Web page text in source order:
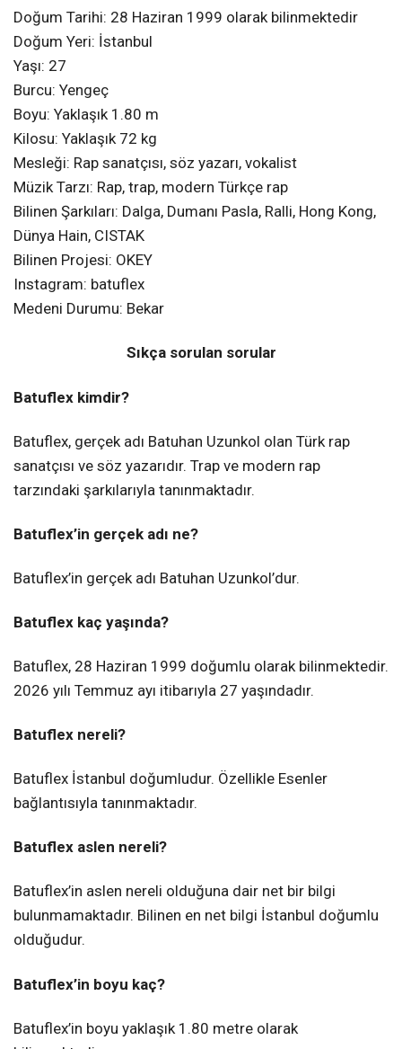
Doğum Tarihi: 28 Haziran 1999 olarak bilinmektedir
Doğum Yeri: İstanbul
Yaşı: 27
Burcu: Yengeç
Boyu: Yaklaşık 1.80 m
Kilosu: Yaklaşık 72 kg
Mesleği: Rap sanatçısı, söz yazarı, vokalist
Müzik Tarzı: Rap, trap, modern Türkçe rap
Bilinen Şarkıları: Dalga, Dumanı Pasla, Ralli, Hong Kong,
Dünya Hain, CISTAK
Bilinen Projesi: OKEY
Instagram: batuflex
Medeni Durumu: Bekar
Sıkça sorulan sorular
Batuflex kimdir?
Batuflex, gerçek adı Batuhan Uzunkol olan Türk rap
sanatçısı ve söz yazarıdır. Trap ve modern rap
tarzındaki şarkılarıyla tanınmaktadır.
Batuflex’in gerçek adı ne?
Batuflex’in gerçek adı Batuhan Uzunkol’dur.
Batuflex kaç yaşında?
Batuflex, 28 Haziran 1999 doğumlu olarak bilinmektedir.
2026 yılı Temmuz ayı itibarıyla 27 yaşındadır.
Batuflex nereli?
Batuflex İstanbul doğumludur. Özellikle Esenler
bağlantısıyla tanınmaktadır.
Batuflex aslen nereli?
Batuflex’in aslen nereli olduğuna dair net bir bilgi
bulunmamaktadır. Bilinen en net bilgi İstanbul doğumlu
olduğudur.
Batuflex’in boyu kaç?
Batuflex’in boyu yaklaşık 1.80 metre olarak